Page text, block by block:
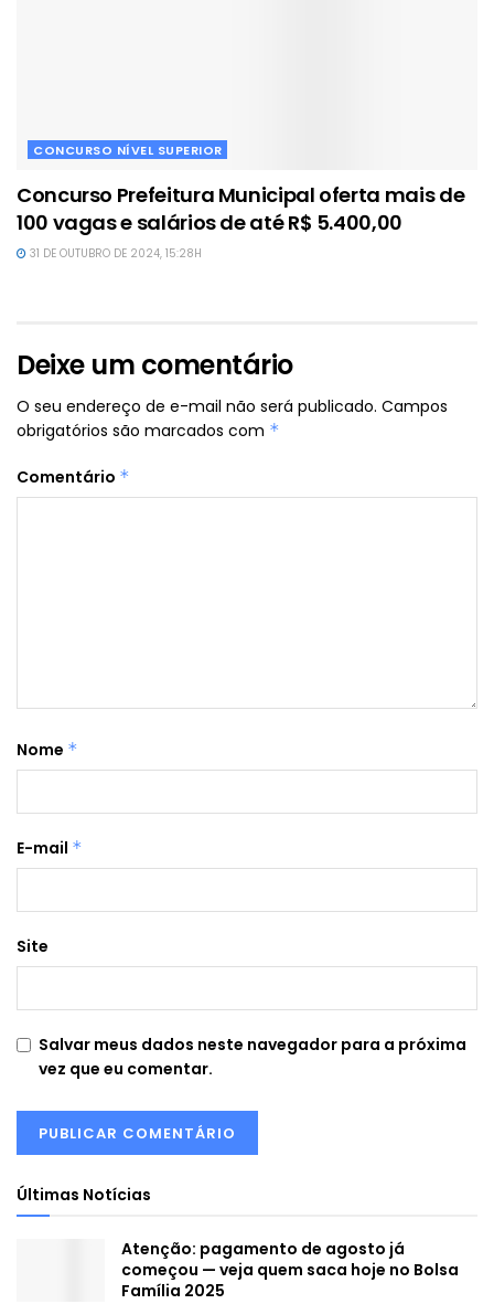
CONCURSO NÍVEL SUPERIOR
Concurso Prefeitura Municipal oferta mais de
100 vagas e salários de até R$ 5.400,00
31 DE OUTUBRO DE 2024, 15:28H
Deixe um comentário
O seu endereço de e-mail não será publicado. Campos
obrigatórios são marcados com *
Comentário *
Nome *
E-mail *
Site
Salvar meus dados neste navegador para a próxima
vez que eu comentar.
Últimas Notícias
Atenção: pagamento de agosto já
começou — veja quem saca hoje no Bolsa
Família 2025